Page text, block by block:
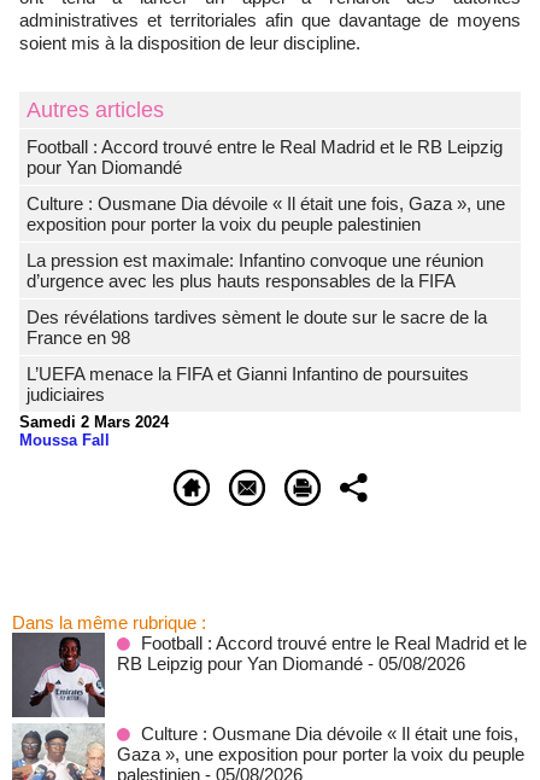
administratives et territoriales afin que davantage de moyens
soient mis à la disposition de leur discipline.
Autres articles
Football : Accord trouvé entre le Real Madrid et le RB Leipzig
pour Yan Diomandé
Culture : Ousmane Dia dévoile « Il était une fois, Gaza », une
exposition pour porter la voix du peuple palestinien
La pression est maximale: Infantino convoque une réunion
d’urgence avec les plus hauts responsables de la FIFA
Des révélations tardives sèment le doute sur le sacre de la
France en 98
L’UEFA menace la FIFA et Gianni Infantino de poursuites
judiciaires
Samedi 2 Mars 2024
Moussa Fall
Dans la même rubrique :
Football : Accord trouvé entre le Real Madrid et le
RB Leipzig pour Yan Diomandé - 05/08/2026
Culture : Ousmane Dia dévoile « Il était une fois,
Gaza », une exposition pour porter la voix du peuple
palestinien - 05/08/2026